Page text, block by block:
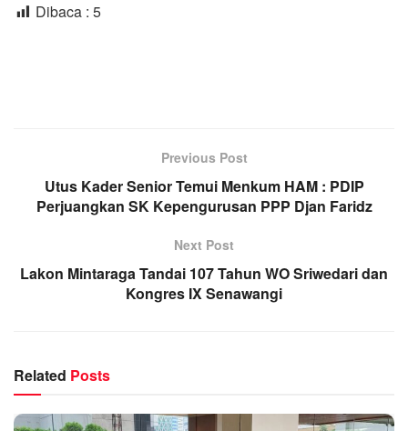
Dibaca : 5
Previous Post
Utus Kader Senior Temui Menkum HAM : PDIP
Perjuangkan SK Kepengurusan PPP Djan Faridz
Next Post
Lakon Mintaraga Tandai 107 Tahun WO Sriwedari dan
Kongres IX Senawangi
Related Posts